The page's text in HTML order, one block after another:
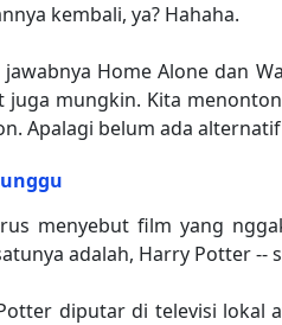
kembali, ya? Hahaha.
Home Alone dan
juga mungkin. Kita
Apalagi belum ada
menyebut film yang
adalah, Harry Potter --
diputar di televisi lokal